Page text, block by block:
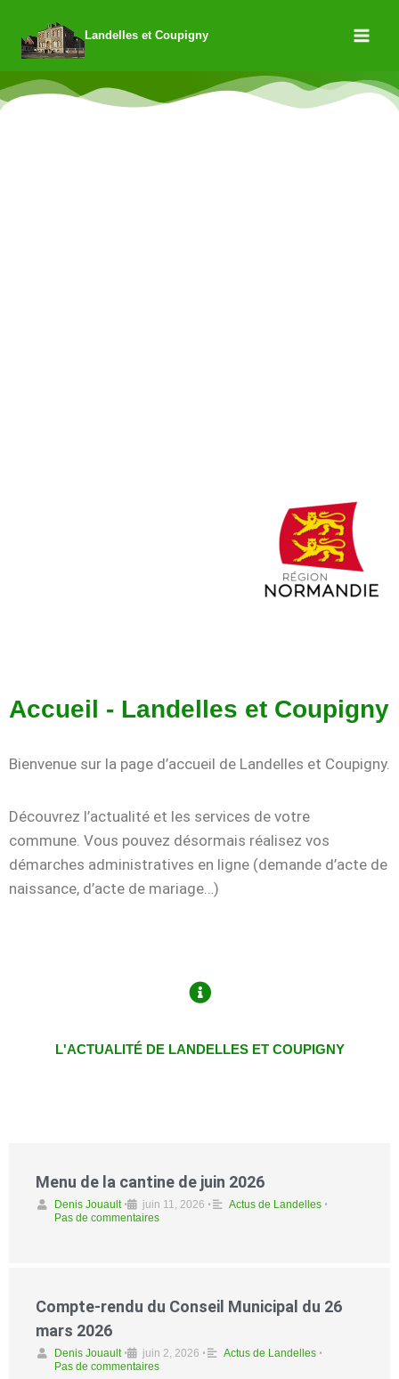
Landelles et Coupigny
Accueil - Landelles et Coupigny
Bienvenue sur la page d’accueil de Landelles et Coupigny.
Découvrez l’actualité et les services de votre
commune. Vous pouvez désormais réalisez vos
démarches administratives en ligne (demande d’acte de
naissance, d’acte de mariage…)
L'ACTUALITÉ DE LANDELLES ET COUPIGNY
Menu de la cantine de juin 2026
Denis Jouault • juin 11, 2026 • Actus de Landelles •
Pas de commentaires
Compte-rendu du Conseil Municipal du 26
mars 2026
Denis Jouault • juin 2, 2026 • Actus de Landelles •
Pas de commentaires